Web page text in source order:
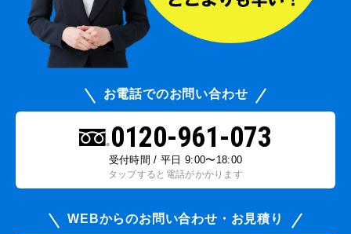
お電話でのお問い合わせ
0120-961-073
受付時間 / 平日 9:00〜18:00
タップすると電話がかかります
WEBからのお問い合わせ・お見積り